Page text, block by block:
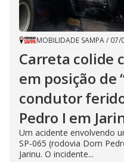
MOBILIDADE SAMPA/ 07/
Carreta colide
em posição de
condutor
Pedro I em
Um acidente envolvendo
SP-065 (rodovia Dom
Jarinu. O incidente...